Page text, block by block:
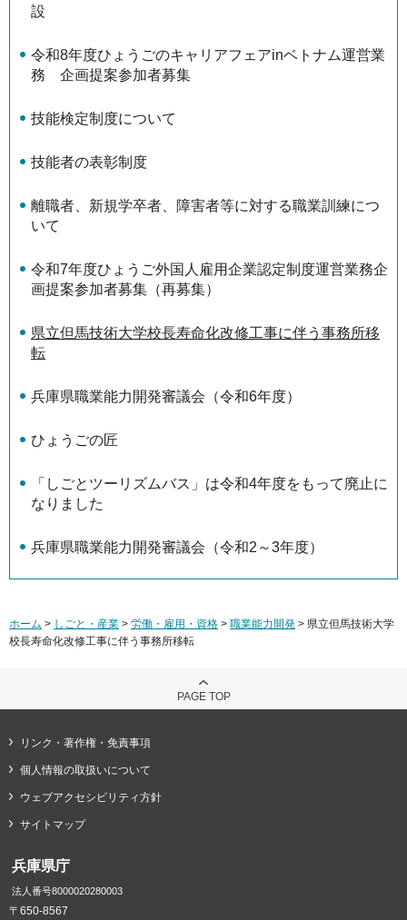
設
令和8年度ひょうごのキャリアフェアinベトナム運営業
務 企画提案参加者募集
技能検定制度について
技能者の表彰制度
離職者、新規学卒者、障害者等に対する職業訓練につ
いて
令和7年度ひょうご外国人雇用企業認定制度運営業務企
画提案参加者募集（再募集）
県立但馬技術大学校長寿命化改修工事に伴う事務所移
転
兵庫県職業能力開発審議会（令和6年度）
ひょうごの匠
「しごとツーリズムバス」は令和4年度をもって廃止に
なりました
兵庫県職業能力開発審議会（令和2～3年度）
ホーム > しごと・産業 > 労働・雇用・資格 > 職業能力開発 > 県立但馬技術大学
校長寿命化改修工事に伴う事務所移転
PAGE TOP
リンク・著作権・免責事項
個人情報の取扱いについて
ウェブアクセシビリティ方針
サイトマップ
兵庫県庁
法人番号8000020280003
〒650-8567